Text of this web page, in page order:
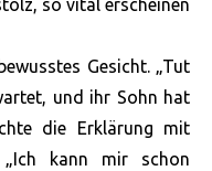
so vital erscheinen
Gesicht. „Tut
und ihr Sohn hat
die Erklärung mit
„Ich kann mir schon